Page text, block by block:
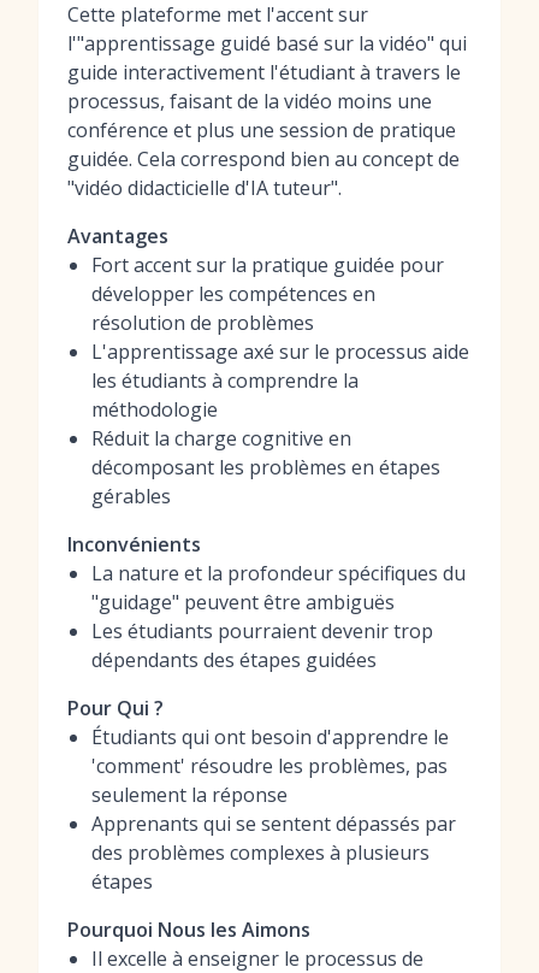
Cette plateforme met l'accent sur
l'"apprentissage guidé basé sur la vidéo" qui
guide interactivement l'étudiant à travers le
processus, faisant de la vidéo moins une
conférence et plus une session de pratique
guidée. Cela correspond bien au concept de
"vidéo didacticielle d'IA tuteur".
Avantages
Fort accent sur la pratique guidée pour
développer les compétences en
résolution de problèmes
L'apprentissage axé sur le processus aide
les étudiants à comprendre la
méthodologie
Réduit la charge cognitive en
décomposant les problèmes en étapes
gérables
Inconvénients
La nature et la profondeur spécifiques du
"guidage" peuvent être ambiguës
Les étudiants pourraient devenir trop
dépendants des étapes guidées
Pour Qui ?
Étudiants qui ont besoin d'apprendre le
'comment' résoudre les problèmes, pas
seulement la réponse
Apprenants qui se sentent dépassés par
des problèmes complexes à plusieurs
étapes
Pourquoi Nous les Aimons
Il excelle à enseigner le processus de